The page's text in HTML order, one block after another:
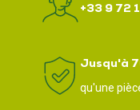
+33 9 72
Jusqu'à
qu'une